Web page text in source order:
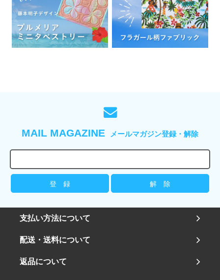
MAIL MAGAZINE メールマガジン登録・解除
支払い方法について
配送・送料について
返品について